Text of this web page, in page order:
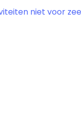
niet voor